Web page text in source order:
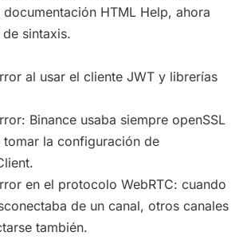
HTML Help, ahora
sintaxis.
al usar el cliente JWT y librerías
Binance usaba siempre openSSL
tomar la configuración de
en el protocolo WebRTC: cuando
de un canal, otros canales
también.